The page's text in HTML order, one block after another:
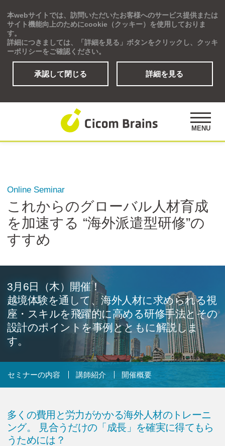
本webサイトでは、訪問いただいたお客様へのサービス提供または
サイト機能向上のためにcookie（クッキー）を使用しておりま
す。
詳細につきましては、「詳細を見る」ボタンをクリックし、クッキ
ーポリシーをご確認ください。
承認して閉じる 詳細を見る
MENU
Global
アセスメント
公開講座 事例紹介 オピニオンズ
デジタルラーニングサイト
Cicom Brainsについて
アジア・ネットワーク
お問い合わせ
索:
Online Seminar
これからのグローバル人材育成
を加速する “海外派遣型研修”の
すすめ
3月6日（木）開催！
越境体験を通して、海外人材に求められる視
座・ スキルを飛躍的に高める研修手法とその
設計のポイント を事例とともに解説しま
す。
セミナーの内容 講師紹介 開催概要
多くの費用と労力がかかる海外人材のトレーニ
ング。
見合うだけの「成長」を確実に得てもら
うためには？